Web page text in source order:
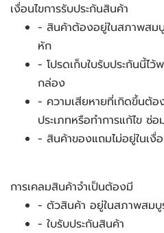
เงื่อนไขการรับประกันสินค้า
- สินค้าต้องอยู่ในสภาพส
หัก
- โปรดเก็บใบรับประกันนี้ไ
กล่อง
- ความเสียหายที่เกิดขึ้นต้อ
ประเภทหรือทำการแก้ไข ซ่
- สินค้าของแถมไม่อยู่ในเงื่อ
การเคลมสินค้าจำเป็นต้องมี
- ตัวสินค้า อยู่ในสภาพสม
- ใบรับประกันสินค้า